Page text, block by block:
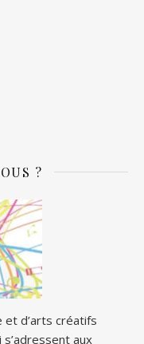
?
et d’arts créatifs
aux